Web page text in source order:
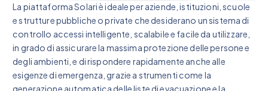
La piattaforma Solari è ideale per aziende, istituzioni, scuole
e strutture pubbliche o private che desiderano un sistema di
controllo accessi intelligente, scalabile e facile da utilizzare,
in grado di assicurare la massima protezione delle persone e
degli ambienti, e di rispondere rapidamente anche alle
esigenze di emergenza, grazie a strumenti come la
generazione automatica delle liste di evacuazione e la